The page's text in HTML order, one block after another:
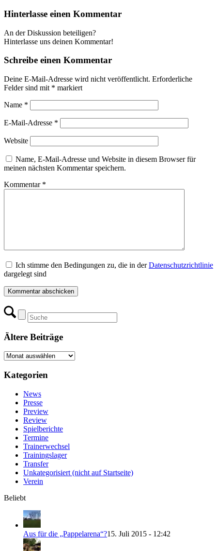
Hinterlasse einen Kommentar
An der Diskussion beteiligen?
Hinterlasse uns deinen Kommentar!
Schreibe einen Kommentar
Deine E-Mail-Adresse wird nicht veröffentlicht. Erforderliche
Felder sind mit * markiert
Name *
E-Mail-Adresse *
Website
Name, E-Mail-Adresse und Website in diesem Browser für
meinen nächsten Kommentar speichern.
Kommentar *
Ich stimme den Bedingungen zu, die in derDatenschutzrichtlinie
dargelegt sind
Ältere Beiträge
Ältere
Kategorien
News
Presse
Preview
Review
Spielberichte
Termine
Trainerwechsel
Trainingslager
Transfer
Unkategorisiert (nicht auf Startseite)
Verein
Beliebt
Aus für die „Pappelarena“?15. Juli 2015 - 12:42